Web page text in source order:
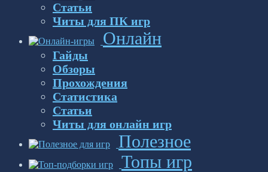
Статьи
Читы для ПК игр
Онлайн
Гайды
Обзоры
Прохождения
Статистика
Статьи
Читы для онлайн игр
Полезное
Топы игр